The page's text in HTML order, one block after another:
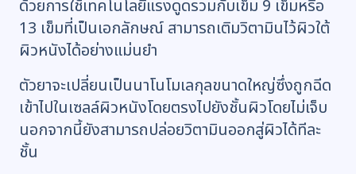
ด้วยการใช้เทคโนโลยีแรงดูดรวมกับเข็ม 9 เข็มหรือ
13 เข็มที่เป็นเอกลักษณ์ สามารถเติมวิตามินไว้ผิวใต้
ผิวหนังได้อย่างแม่นยำ
ตัวยาจะเปลี่ยนเป็นนาโนโมเลกุลขนาดใหญ่ซึ่งถูกฉีด
เข้าไปในเซลล์ผิวหนังโดยตรงไปยังชั้นผิวโดยไม่เจ็บ
นอกจากนี้ยังสามารถปล่อยวิตามินออกสู่ผิวได้ทีละ
ชั้น